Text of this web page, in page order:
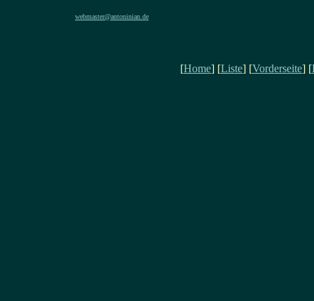
webmaster@antoninian.de
[Home] [Liste] [Vorderseite] [